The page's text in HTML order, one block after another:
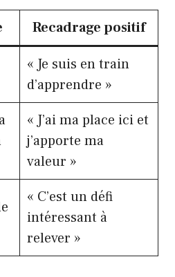
Recadrage positif
« Je suis en train
d’apprendre »
« J’ai ma place ici et
j’apporte ma
valeur »
« C’est un défi
intéressant à
relever »